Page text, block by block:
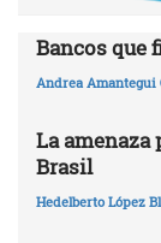
Bancos que
Andrea Amantegui
La
Brasil
Hedelberto López